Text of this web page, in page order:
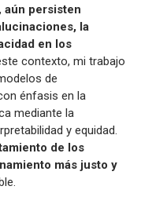
aún persisten
la
en los
contexto, mi trabajo
de
énfasis en la
mediante la
y equidad.
de los
más justo y